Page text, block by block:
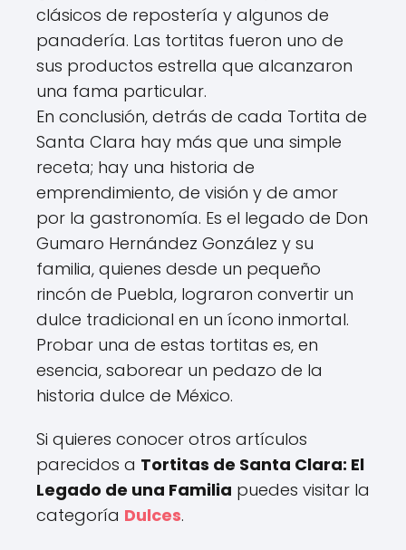
clásicos de repostería y algunos de
panadería. Las tortitas fueron uno de
sus productos estrella que alcanzaron
una fama particular.
En conclusión, detrás de cada Tortita de
Santa Clara hay más que una simple
receta; hay una historia de
emprendimiento, de visión y de amor
por la gastronomía. Es el legado de Don
Gumaro Hernández González y su
familia, quienes desde un pequeño
rincón de Puebla, lograron convertir un
dulce tradicional en un ícono inmortal.
Probar una de estas tortitas es, en
esencia, saborear un pedazo de la
historia dulce de México.
Si quieres conocer otros artículos
parecidos a Tortitas de Santa Clara: El
Legado de una Familia puedes visitar la
categoría Dulces.